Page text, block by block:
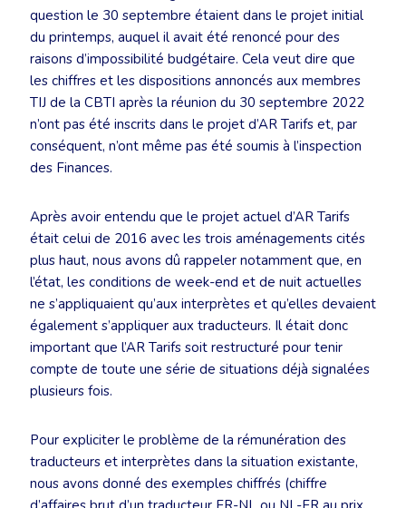
question le 30 septembre étaient dans le projet initial
du printemps, auquel il avait été renoncé pour des
raisons d’impossibilité budgétaire. Cela veut dire que
les chiffres et les dispositions annoncés aux membres
TIJ de la CBTI après la réunion du 30 septembre 2022
n’ont pas été inscrits dans le projet d’AR Tarifs et, par
conséquent, n’ont même pas été soumis à l’inspection
des Finances.
Après avoir entendu que le projet actuel d’AR Tarifs
était celui de 2016 avec les trois aménagements cités
plus haut, nous avons dû rappeler notamment que, en
l’état, les conditions de week-end et de nuit actuelles
ne s’appliquaient qu’aux interprètes et qu’elles devaient
également s’appliquer aux traducteurs. Il était donc
important que l’AR Tarifs soit restructuré pour tenir
compte de toute une série de situations déjà signalées
plusieurs fois.
Pour expliciter le problème de la rémunération des
traducteurs et interprètes dans la situation existante,
nous avons donné des exemples chiffrés (chiffre